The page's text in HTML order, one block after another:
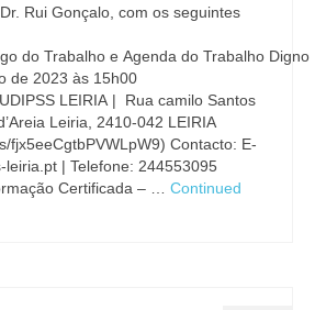
Rui Gonçalo, com os seguintes
do Trabalho e Agenda do Trabalho Digno
de 2023 às 15h00
LEIRIA | Rua camilo Santos
Leiria, 2410-042 LEIRIA
fjx5eeCgtbPVWLpW9) Contacto: E-
leiria.pt | Telefone: 244553095
Certificada – … Continued